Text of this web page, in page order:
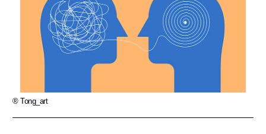
® Tong_art